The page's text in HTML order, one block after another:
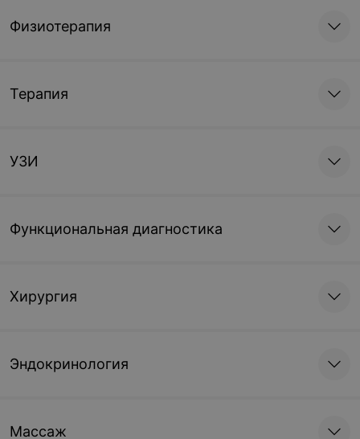
Физиотерапия
Терапия
УЗИ
Функциональная диагностика
Хирургия
Эндокринология
Массаж